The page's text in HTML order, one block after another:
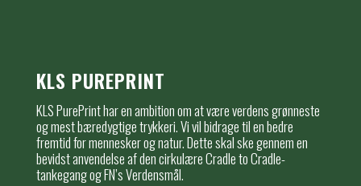
KLS PUREPRINT
KLS PurePrint har en ambition om at være verdens grønneste
og mest bæredygtige trykkeri. Vi vil bidrage til en bedre
fremtid for mennesker og natur. Dette skal ske gennem en
bevidst anvendelse af den cirkulære Cradle to Cradle-
tankegang og FN’s Verdensmål.